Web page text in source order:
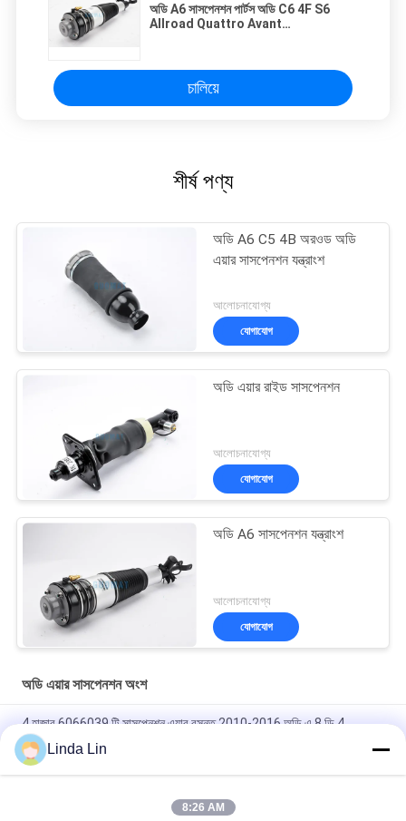
অডি A6 সাসপেনশন পার্টস অডি C6 4F S6
Allroad Quattro Avant
চালিয়ে
শীর্ষ পণ্য
অডি A6 C5 4B অরওড অডি
এয়ার সাসপেনশন যন্ত্রাংশ
আলোচনাযোগ্য
যোগাযোগ
অডি এয়ার রাইড সাসপেনশন
আলোচনাযোগ্য
যোগাযোগ
অডি A6 সাসপেনশন যন্ত্রাংশ
আলোচনাযোগ্য
যোগাযোগ
অডি এয়ার সাসপেনশন অংশ
4 হাজার 6066039 টি সাসপেনশন এয়ার বসন্ত 2010-2016 অডি এ 8 ডি 4
4Z7616051A রিয়ার বাম এয়ার সাসপেনশন স্ট্র্যাট / অডি Allroad এয়ার সাসপেনশন
প্রতিস্থাপন
অডি এয়ার সাসপেনশন যন্ত্রাংশ 4Z7616051 ডি 4Z7616051বি A6 / C5 4 বি
Linda Lin
8:26 AM